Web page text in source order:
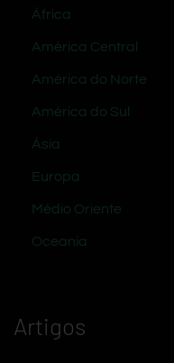
África
América Central
América do Norte
América do Sul
Ásia
Europa
Médio Oriente
Oceania
Artigos